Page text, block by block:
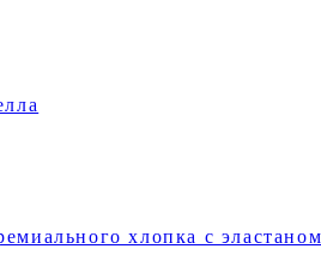
хлопка с эластаном